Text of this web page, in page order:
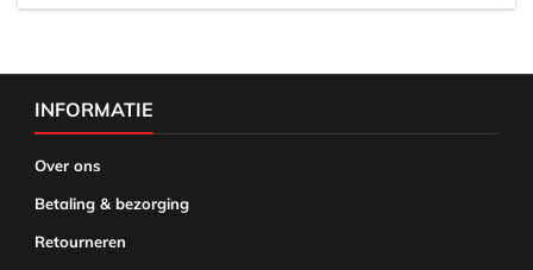
INFORMATIE
Over ons
Betaling & bezorging
Retourneren